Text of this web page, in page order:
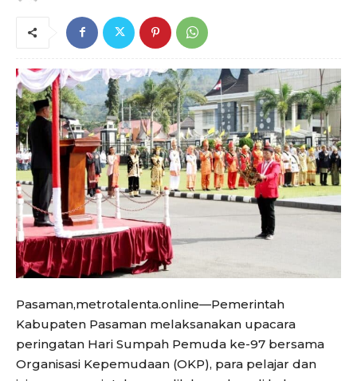
Pasaman,metrotalenta.online—Pemerintah
Kabupaten Pasaman melaksanakan upacara
peringatan Hari Sumpah Pemuda ke-97 bersama
Organisasi Kepemudaan (OKP), para pelajar dan